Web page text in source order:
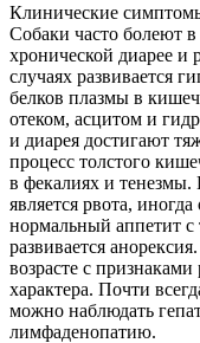
Клинические
Собаки часто болеют
хронической диарее и
случаях развивается
белков плазмы в
отеком, асцитом и
и диарея достигают
процесс толстого
в фекалиях и
является рвота,
нормальный аппетит с
развивается
возрасте с
характера. Почти
можно наблюдать
лимфаденопатию.